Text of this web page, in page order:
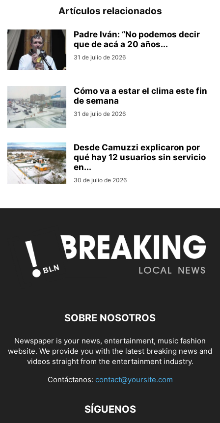
Artículos relacionados
Padre Iván: “No podemos decir
que de acá a 20 años...
31 de julio de 2026
Cómo va a estar el clima este fin
de semana
31 de julio de 2026
Desde Camuzzi explicaron por
qué hay 12 usuarios sin servicio
en...
30 de julio de 2026
SOBRE NOSOTROS
Newspaper is your news, entertainment, music fashion
website. We provide you with the latest breaking news and
videos straight from the entertainment industry.
Contáctanos: contact@yoursite.com
SÍGUENOS